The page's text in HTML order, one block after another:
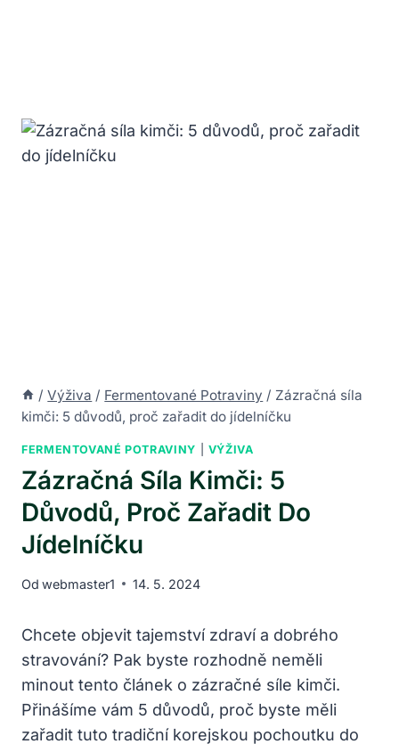
/ Výživa / Fermentované Potraviny / Zázračná síla
kimči: 5 důvodů, proč zařadit do jídelníčku
FERMENTOVANÉ POTRAVINY VÝŽIVA
Zázračná Síla Kimči: 5
Důvodů, Proč Zařadit Do
Jídelníčku
Od webmaster1 14. 5. 2024
Chcete objevit tajemství zdraví a dobrého
stravování? Pak byste rozhodně neměli
minout tento článek o zázračné síle kimči.
Přinášíme vám 5 důvodů, proč byste měli
zařadit tuto tradiční korejskou pochoutku do